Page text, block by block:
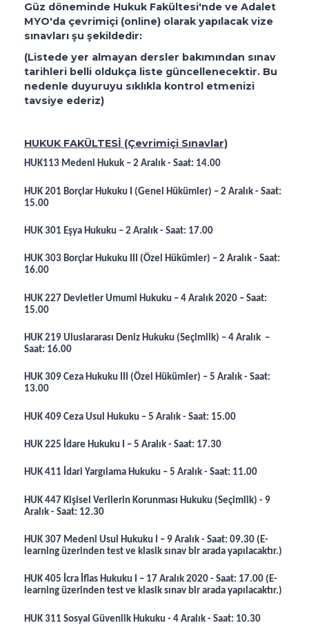
Güz döneminde Hukuk Fakültesi'nde ve Adalet
MYO'da çevrimiçi (online) olarak yapılacak vize
sınavları şu şekildedir:
(Listede yer almayan dersler bakımından sınav
tarihleri belli oldukça liste güncellenecektir. Bu
nedenle duyuruyu sıklıkla kontrol etmenizi
tavsiye ederiz)
HUKUK FAKÜLTESİ (Çevrimiçi Sınavlar)
HUK113 Medeni Hukuk – 2 Aralık - Saat: 14.00
HUK 201 Borçlar Hukuku I (Genel Hükümler) – 2 Aralık - Saat:
15.00
HUK 301 Eşya Hukuku – 2 Aralık - Saat: 17.00
HUK 303 Borçlar Hukuku III (Özel Hükümler) – 2 Aralık - Saat:
16.00
HUK 227 Devletler Umumi Hukuku – 4 Aralık 2020 – Saat:
15.00
HUK 219 Uluslararası Deniz Hukuku (Seçimlik) – 4 Aralık –
Saat: 16.00
HUK 309 Ceza Hukuku III (Özel Hükümler) – 5 Aralık - Saat:
13.00
HUK 409 Ceza Usul Hukuku – 5 Aralık - Saat: 15.00
HUK 225 İdare Hukuku I – 5 Aralık - Saat: 17.30
HUK 411 İdari Yargılama Hukuku – 5 Aralık - Saat: 11.00
HUK 447 Kişisel Verilerin Korunması Hukuku (Seçimlik) - 9
Aralık - Saat: 12.30
HUK 307 Medeni Usul Hukuku I – 9 Aralık - Saat: 09.30 (E-
learning üzerinden test ve klasik sınav bir arada yapılacaktır.)
HUK 405 İcra İflas Hukuku I – 17 Aralık 2020 - Saat: 17.00 (E-
learning üzerinden test ve klasik sınav bir arada yapılacaktır.)
HUK 311 Sosyal Güvenlik Hukuku - 4 Aralık - Saat: 10.30